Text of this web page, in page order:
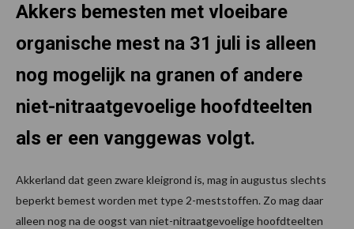
Akkers bemesten met vloeibare
organische mest na 31 juli is alleen
nog mogelijk na granen of andere
niet-nitraatgevoelige hoofdteelten
als er een vanggewas volgt.
Akkerland dat geen zware kleigrond is, mag in augustus slechts
beperkt bemest worden met type 2-meststoffen. Zo mag daar
alleen nog na de oogst van niet-nitraatgevoelige hoofdteelten